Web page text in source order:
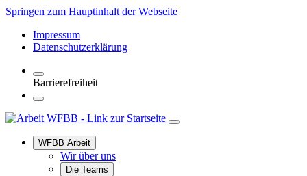
Springen zum Hauptinhalt der Webseite
Impressum
Datenschutzerklärung
Barrierefreiheit
WFBB Arbeit
Wir über uns
Die Teams